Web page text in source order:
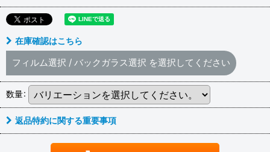
在庫確認はこちら
フィルム選択 / バックガラス選択 を選択してください
数量:
返品特約に関する重要事項